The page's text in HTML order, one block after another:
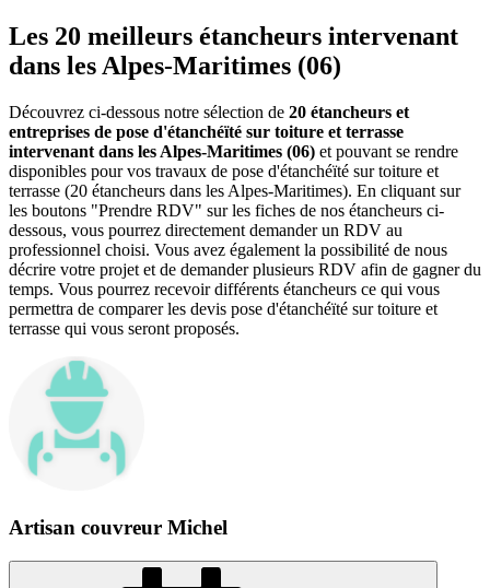
Les 20 meilleurs étancheurs intervenant
dans les Alpes-Maritimes (06)
Découvrez ci-dessous notre sélection de 20 étancheurs et
entreprises de pose d'étanchéïté sur toiture et terrasse
intervenant dans les Alpes-Maritimes (06) et pouvant se rendre
disponibles pour vos travaux de pose d'étanchéïté sur toiture et
terrasse (20 étancheurs dans les Alpes-Maritimes). En cliquant sur
les boutons "Prendre RDV" sur les fiches de nos étancheurs ci-
dessous, vous pourrez directement demander un RDV au
professionnel choisi. Vous avez également la possibilité de nous
décrire votre projet et de demander plusieurs RDV afin de gagner du
temps. Vous pourrez recevoir différents étancheurs ce qui vous
permettra de comparer les devis pose d'étanchéïté sur toiture et
terrasse qui vous seront proposés.
Artisan couvreur Michel